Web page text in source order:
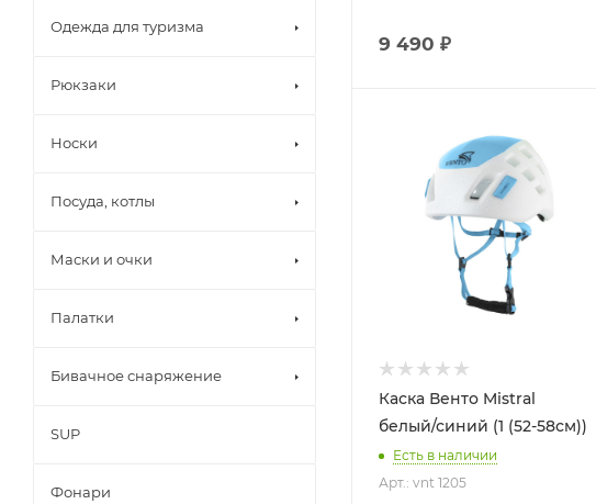
9 490 ₽
Каска Венто Mistral
белый/синий (1 (52-58см))
Есть в наличии
Арт.: vnt 1205
Одежда для туризма
Рюкзаки
Носки
Посуда, котлы
Маски и очки
Палатки
Бивачное снаряжение
SUP
Фонари